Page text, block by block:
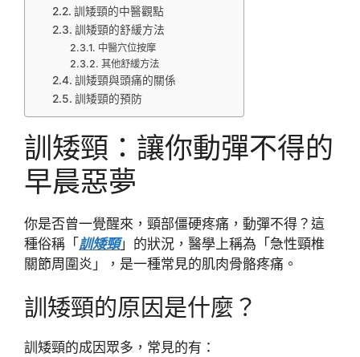
訓矮頸的中醫觀點
訓矮頸的舒緩方法
中醫穴位按摩
其他舒緩方法
訓矮頸與頭痛的關係
訓矮頸的預防
訓矮頸：讓你動彈不得的
早晨惡夢
你是否曾一覺醒來，頸部僵硬疼痛，動彈不得？這
種俗稱「訓矮頸」的狀況，醫學上稱為「急性頸椎
關節周圍炎」，是一種常見的肌肉骨骼疼痛。
訓矮頸的原因是什麼？
訓矮頸的成因眾多，常見的有：